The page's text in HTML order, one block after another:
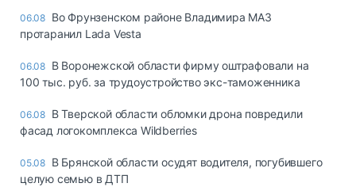
06.08 Во Фрунзенском районе Владимира МАЗ
протаранил Lada Vesta
06.08 В Воронежской области фирму оштрафовали на
100 тыс. руб. за трудоустройство экс-таможенника
06.08 В Тверской области обломки дрона повредили
фасад логокомплекса Wildberries
05.08 В Брянской области осудят водителя, погубившего
целую семью в ДТП